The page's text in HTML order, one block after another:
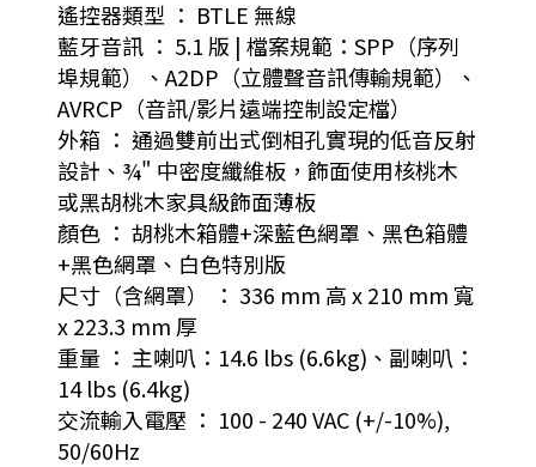
遙控器類型 ： BTLE 無線
藍牙音訊 ： 5.1 版 | 檔案規範：SPP（序列
埠規範）、A2DP（立體聲音訊傳輸規範）、
AVRCP（音訊/影片遠端控制設定檔）
外箱 ： 通過雙前出式倒相孔實現的低音反射
設計、¾" 中密度纖維板，飾面使用核桃木
或黑胡桃木家具級飾面薄板
顏色 ： 胡桃木箱體+深藍色網罩、黑色箱體
+黑色網罩、白色特別版
尺寸（含網罩） ： 336 mm 高 x 210 mm 寬
x 223.3 mm 厚
重量 ： 主喇叭：14.6 lbs (6.6kg)、副喇叭：
14 lbs (6.4kg)
交流輸入電壓 ： 100 - 240 VAC (+/-10%),
50/60Hz